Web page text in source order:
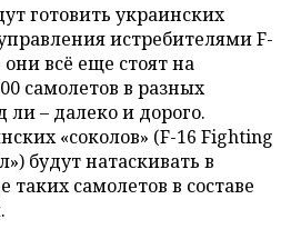
готовить украинских
истребителями F-
всё еще стоят на
самолетов в разных
– далеко и дорого.
«соколов» (F-16 Fighting
будут натаскивать в
таких самолетов в составе